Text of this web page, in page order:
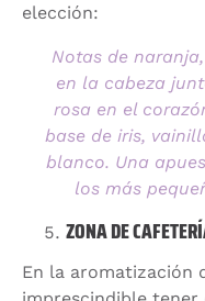
elección:
Notas de
en la cabeza
rosa en el
base de iris,
blanco. Una
los más
ZONA DE
En la aromatización